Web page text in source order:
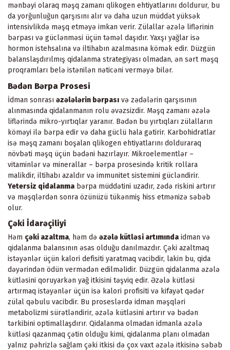
mənbəyi olaraq məşq zamanı qlikogen ehtiyatlarını doldurur, bu
da yorğunluğun qarşısını alır və daha uzun müddət yüksək
intensivlikdə məşq etməyə imkan verir. Zülallar əzələ liflərinin
bərpası və güclənməsi üçün təməl daşıdır. Yaxşı yağlar isə
hormon istehsalına və iltihabın azalmasına kömək edir. Düzgün
balanslaşdırılmış qidalanma strategiyası olmadan, ən sərt məşq
proqramları belə istənilən nəticəni verməyə bilər.
Bədən Bərpa Prosesi
İdman sonrası əzələlərin bərpası və zədələrin qarşısının
alınmasında qidalanmanın rolu əvəzsizdir. Məşq zamanı əzələ
liflərində mikro-yırtıqlar yaranır. Bədən bu yırtıqları zülalların
köməyi ilə bərpa edir və daha güclü hala gətirir. Karbohidratlar
isə məşq zamanı boşalan qlikogen ehtiyatlarını dolduraraq
növbəti məşq üçün bədəni hazırlayır. Mikroelementlər –
vitaminlər və minerallar – bərpa prosesində kritik rollara
malikdir, iltihabı azaldır və immunitet sistemini gücləndirir.
Yetersiz qidalanma bərpa müddətini uzadır, zədə riskini artırır
və məşqlərdən sonra özünüzü tükənmiş hiss etmənizə səbəb
olur.
Çəki İdarəçiliyi
Həm çəki azaltma, həm də əzələ kütləsi artımında idman və
qidalanma balansının əsas olduğu danılmazdır. Çəki azaltmaq
istəyənlər üçün kalori defisiti yaratmaq vacibdir, lakin bu, qida
dəyərindən ödün vermədən edilməlidir. Düzgün qidalanma əzələ
kütləsini qoruyarkən yağ itkisini təşviq edir. Əzələ kütləsi
artırmaq istəyənlər üçün isə kalori profisiti və kifayət qədər
zülal qəbulu vacibdir. Bu proseslərdə idman məşqləri
metabolizmi sürətləndirir, əzələ kütləsini artırır və bədən
tərkibini optimallaşdırır. Qidalanma olmadan idmanla əzələ
kütləsi qazanmaq çətin olduğu kimi, qidalanma planı olmadan
yalnız pəhrizlə sağlam çəki itkisi də çox vaxt əzələ itkisinə səbəb